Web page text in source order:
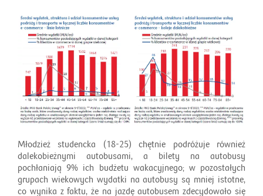
Młodzież studencka (18-25) chętnie podróżuje również
dalekobieżnymi autobusami, a bilety na autobusy
pochłaniają 9% ich budżetu wakacyjnego; w pozostałych
grupach wiekowych wydatki na autobusy są mniej istotne,
co wynika z faktu, że na jazdę autobusem zdecydowało się